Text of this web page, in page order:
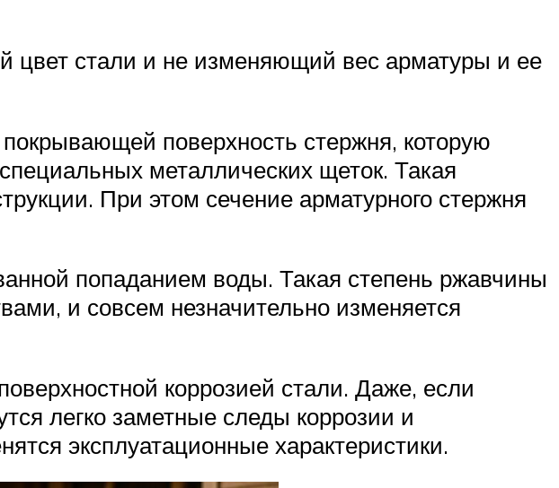
цвет стали и не изменяющий вес арматуры и ее
поверхность стержня, которую
металлических щеток. Такая
При этом сечение арматурного стержня
попаданием воды. Такая степень ржавчины
и совсем незначительно изменяется
коррозией стали. Даже, если
легко заметные следы коррозии и
эксплуатационные характеристики.